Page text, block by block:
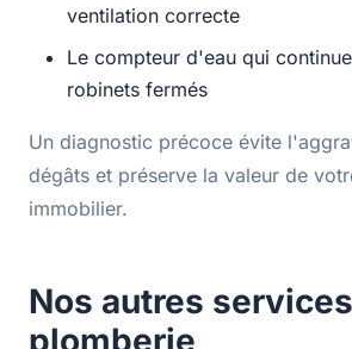
ventilation correcte
Le compteur d'eau qui
robinets fermés
Un diagnostic précoce évite
dégâts et préserve la valeur de
immobilier.
Nos autres
plomberie